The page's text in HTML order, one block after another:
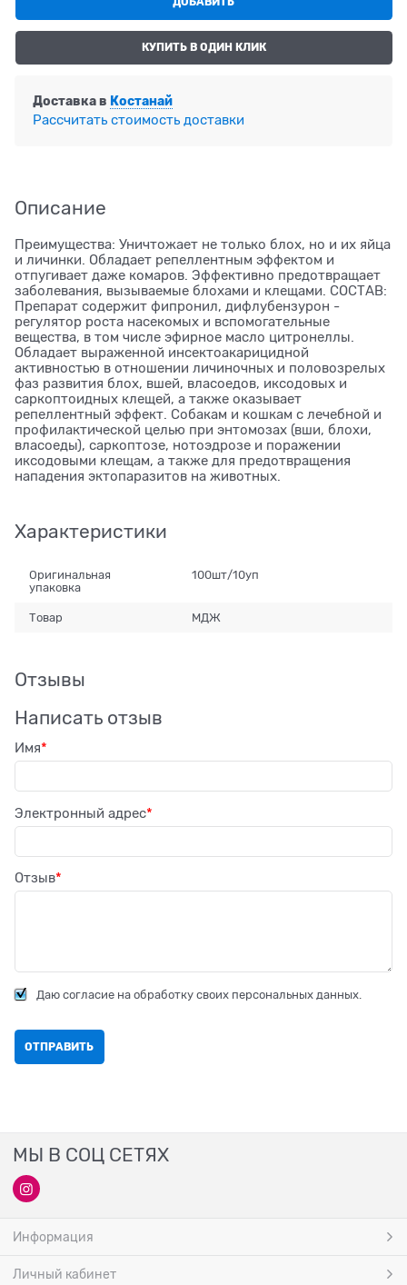
КУПИТЬ В ОДИН КЛИК
Доставка в Костанай
Рассчитать стоимость доставки
Описание
Преимущества: Уничтожает не только блох, но и их яйца
и личинки. Обладает репеллентным эффектом и
отпугивает даже комаров. Эффективно предотвращает
заболевания, вызываемые блохами и клещами. СОСТАВ:
Препарат содержит фипронил, дифлубензурон -
регулятор роста насекомых и вспомогательные
вещества, в том числе эфирное масло цитронеллы.
Обладает выраженной инсектоакарицидной
активностью в отношении личиночных и половозрелых
фаз развития блох, вшей, власоедов, иксодовых и
саркоптоидных клещей, а также оказывает
репеллентный эффект. Собакам и кошкам с лечебной и
профилактической целью при энтомозах (вши, блохи,
власоеды), саркоптозе, нотоэдрозе и поражении
иксодовыми клещам, а также для предотвращения
нападения эктопаразитов на животных.
Характеристики
Оригинальная
упаковка
100шт/10уп
Товар МДЖ
Отзывы
Написать отзыв
Имя
Электронный адрес
Отзыв
Даю согласие на обработку своих персональных данных.
МЫ В СОЦ СЕТЯХ
Информация
Личный кабинет